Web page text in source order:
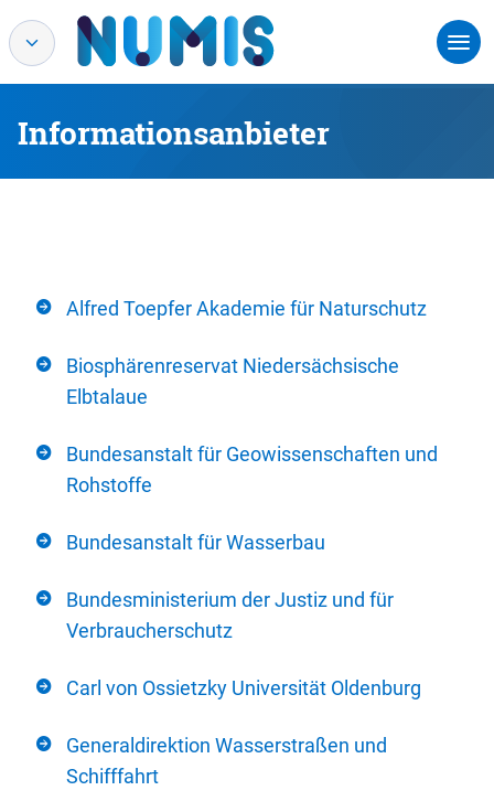
Informationsanbieter
Alfred Toepfer Akademie für Naturschutz
Biosphärenreservat Niedersächsische
Elbtalaue
Bundesanstalt für Geowissenschaften und
Rohstoffe
Bundesanstalt für Wasserbau
Bundesministerium der Justiz und für
Verbraucherschutz
Carl von Ossietzky Universität Oldenburg
Generaldirektion Wasserstraßen und
Schifffahrt